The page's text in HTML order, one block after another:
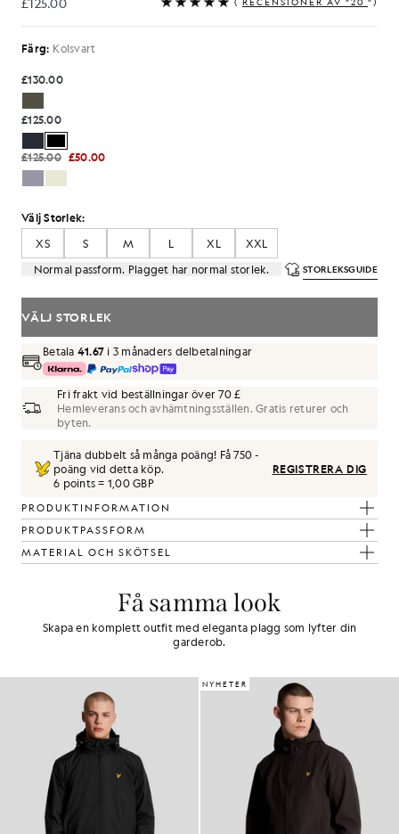
£125.00
Färg: Kolsvart
£130.00
£125.00
£125.00 £50.00
Välj Storlek:
XS
S M L XL
XXL
Normal passform. Plagget har normal storlek.
STORLEKSGUIDE
VÄLJ STORLEK
Betala 41.67 i 3 månaders delbetalningar
Fri frakt vid beställningar över 70 £
Hemleverans och avhämtningsställen. Gratis returer och
byten.
Tjäna dubbelt så många poäng! Få750-
poäng vid detta köp.
6 points = 1,00 GBP
REGISTRERA DIG
PRODUKTINFORMATION
PRODUKTPASSFORM
MATERIAL OCH SKÖTSEL
Få samma look
Skapa en komplett outfit med eleganta plagg som lyfter din
garderob.
NYHETER